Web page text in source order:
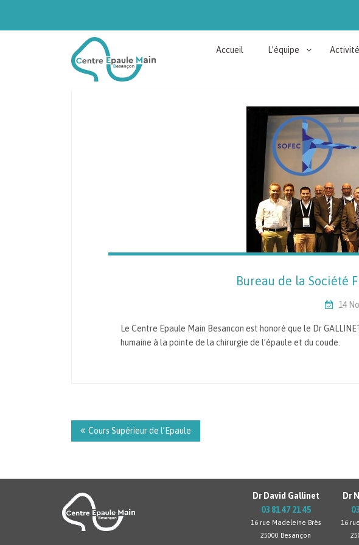
Accueil L’équipe
Bureau de la Société
14
Le Centre Epaule Main Besancon est honoré que le Dr
humaine à la pointe de la chirurgie de l’épaule et du coude.
de Cours Supérieur de l’Epaule
Dr David Gallinet
03 81 47 21 45
16 rue Madeleine Brès
25000 Besançon
Dr
16